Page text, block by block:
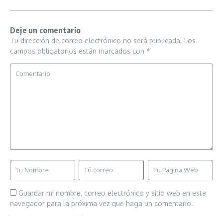
Deje un comentario
Tu dirección de correo electrónico no será publicada. Los
campos obligatorios están marcados con *
Guardar mi nombre, correo electrónico y sitio web en este
navegador para la próxima vez que haga un comentario.